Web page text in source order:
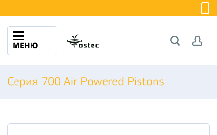
МЕНЮ
Серия 700 Air Powered Pistons